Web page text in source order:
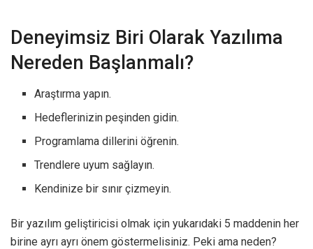
Deneyimsiz Biri Olarak Yazılıma
Nereden Başlanmalı?
Araştırma yapın.
Hedeflerinizin peşinden gidin.
Programlama dillerini öğrenin.
Trendlere uyum sağlayın.
Kendinize bir sınır çizmeyin.
Bir yazılım geliştiricisi olmak için yukarıdaki 5 maddenin her
birine ayrı ayrı önem göstermelisiniz. Peki ama neden?